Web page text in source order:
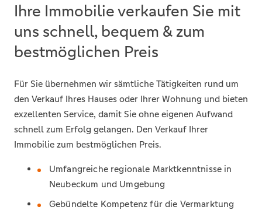
Ihre Immobilie verkaufen Sie mit
uns schnell, bequem & zum
bestmöglichen Preis
Für Sie übernehmen wir sämtliche Tätigkeiten rund um
den Verkauf Ihres Hauses oder Ihrer Wohnung und bieten
exzellenten Service, damit Sie ohne eigenen Aufwand
schnell zum Erfolg gelangen. Den Verkauf Ihrer
Immobilie zum bestmöglichen Preis.
Umfangreiche regionale Marktkenntnisse in
Neubeckum und Umgebung
Gebündelte Kompetenz für die Vermarktung